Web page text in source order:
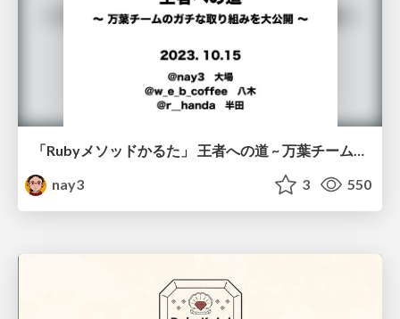
「Rubyメソッドかるた」 王者への道 ~ 万葉チームのガチな取り組みを大公開 ~
nay3
3 550